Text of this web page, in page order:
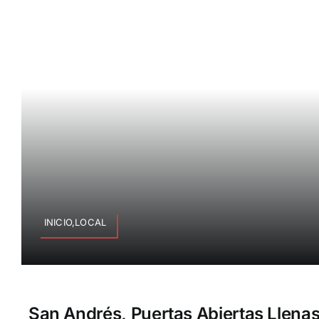
INICIO,LOCAL
San Andrés, Puertas Abiertas